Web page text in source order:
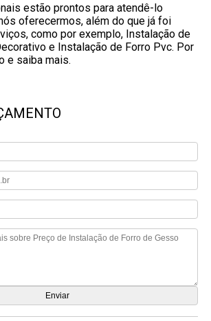
estão prontos para atendê-lo
oferecermos, além do que já foi
como por exemplo, Instalação de
e Instalação de Forro Pvc. Por
e saiba mais.